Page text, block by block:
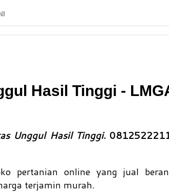
Hasil Tinggi -
Unggul Hasil Tinggi.
pertanian online yang jual
terjamin murah.